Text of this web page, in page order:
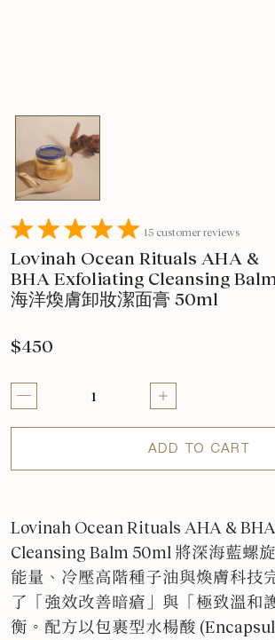
15 customer reviews
Lovinah Ocean Rituals AHA &
BHA Exfoliating Cleansing Balm
海洋煥膚卸妝潔面膏 50ml
$450
ADD TO CART
Lovinah Ocean Rituals AHA &
Cleansing Balm 50ml 將深海藍螺
能量、冷壓高階種子油與煥膚科技
了「強效改善暗瘡」與「極致溫和
衡 。 配方以包裹型水楊酸